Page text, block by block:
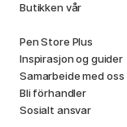
Butikken vår
Pen Store Plus
Inspirasjon og guider
Samarbeide med oss
Bli förhandler
Sosialt ansvar